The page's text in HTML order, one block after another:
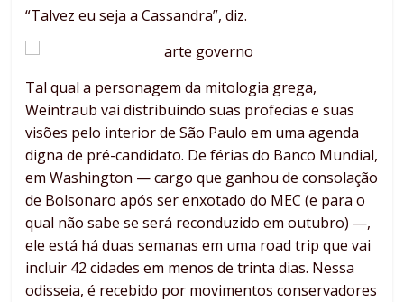
“Talvez eu seja a Cassandra”, diz.
Tal qual a personagem da mitologia grega,
Weintraub vai distribuindo suas profecias e suas
visões pelo interior de São Paulo em uma agenda
digna de pré-candidato. De férias do Banco Mundial,
em Washington — cargo que ganhou de consolação
de Bolsonaro após ser enxotado do MEC (e para o
qual não sabe se será reconduzido em outubro) —,
ele está há duas semanas em uma road trip que vai
incluir 42 cidades em menos de trinta dias. Nessa
odisseia, é recebido por movimentos conservadores